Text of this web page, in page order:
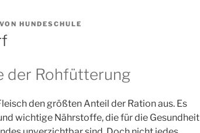
VON HUNDESCHULE
der Rohfütterung
den größten Anteil der Ration aus. Es
wichtige Nährstoffe, die für die Gesundheit